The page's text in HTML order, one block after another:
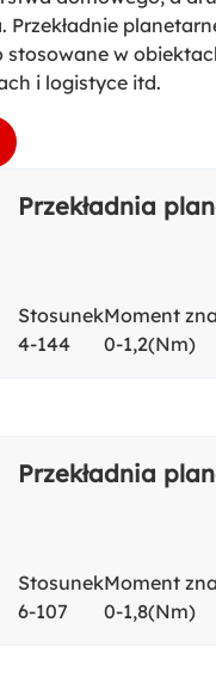
Przekładnie
stosowane w
i logistyce itd.
Przekładnia
Stosunek
4-144
Moment
0-1,2(Nm)
Przekładnia
Stosunek
6-107
Moment
0-1,8(Nm)